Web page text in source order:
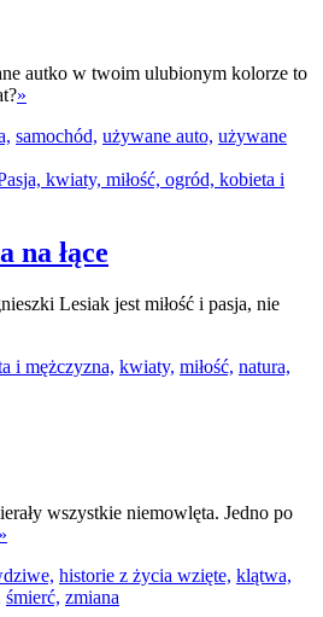
autko w twoim ulubionym kolorze to
»
samochód, używane auto, używane
na łące
Lesiak jest miłość i pasja, nie
i mężczyzna, kwiaty, miłość, natura,
wszystkie niemowlęta. Jedno po
»
historie z życia wzięte, klątwa,
śmierć, zmiana